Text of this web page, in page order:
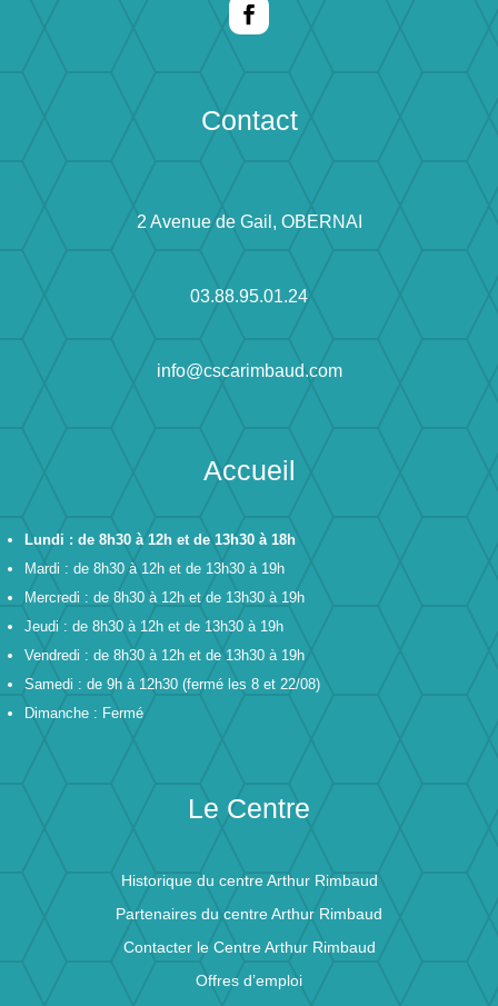
Contact
2 Avenue de Gail, OBERNAI
03.88.95.01.24
info@cscarimbaud.com
Accueil
Lundi : de 8h30 à 12h et de 13h30 à 18h
Mardi : de 8h30 à 12h et de 13h30 à 19h
Mercredi : de 8h30 à 12h et de 13h30 à 19h
Jeudi : de 8h30 à 12h et de 13h30 à 19h
Vendredi : de 8h30 à 12h et de 13h30 à 19h
Samedi : de 9h à 12h30 (fermé les 8 et 22/08)
Dimanche : Fermé
Le Centre
Historique du centre Arthur Rimbaud
Partenaires du centre Arthur Rimbaud
Contacter le Centre Arthur Rimbaud
Offres d’emploi